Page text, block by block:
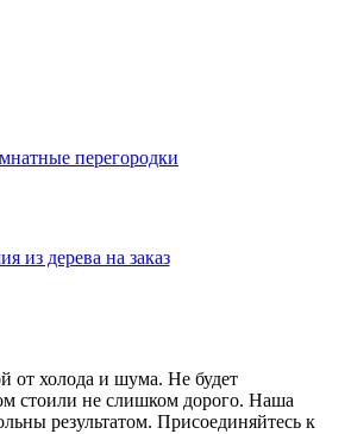
перегородки
из дерева на заказ
от холода и шума. Не будет
стоили не слишком дорого. Наша
результатом. Присоединяйтесь к